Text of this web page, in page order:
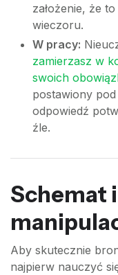
założenie, że
wieczoru.
W pracy:
zamierzasz w
swoich
postawiony
odpowiedź
źle.
Schemat
Aby skutecznie
najpierw nauczyć